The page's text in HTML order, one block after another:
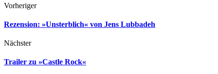
Vorheriger
Rezension: »Unsterblich« von Jens Lubbadeh
Nächster
Trailer zu »Castle Rock«